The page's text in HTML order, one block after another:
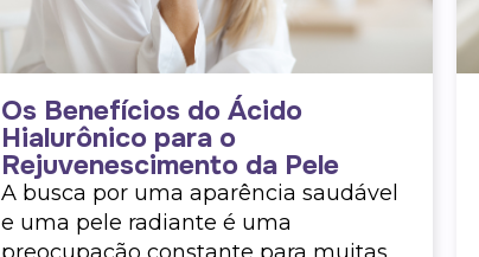
Os Benefícios do Ácido
Hialurônico para o
Rejuvenescimento da Pele
A busca por uma aparência saudável
e uma pele radiante é uma